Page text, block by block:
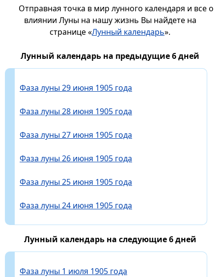
Отправная точка в мир лунного календаря и все о
влиянии Луны на нашу жизнь Вы найдете на
странице «Лунный календарь».
Лунный календарь на предыдущие 6 дней
Фаза луны 29 июня 1905 года
Фаза луны 28 июня 1905 года
Фаза луны 27 июня 1905 года
Фаза луны 26 июня 1905 года
Фаза луны 25 июня 1905 года
Фаза луны 24 июня 1905 года
Лунный календарь на следующие 6 дней
Фаза луны 1 июля 1905 года